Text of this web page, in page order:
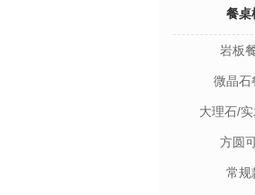
餐桌
岩板
微晶石
大理石/
方圆
常规